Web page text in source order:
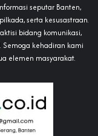
seputar Banten,
serta kesusastraan.
bidang komunikasi,
Semoga kehadiran kami
elemen masyarakat.